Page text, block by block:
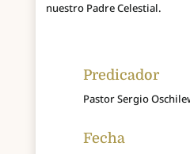
nuestro Padre Celestial.
Predicador
Pastor Sergio
Fecha